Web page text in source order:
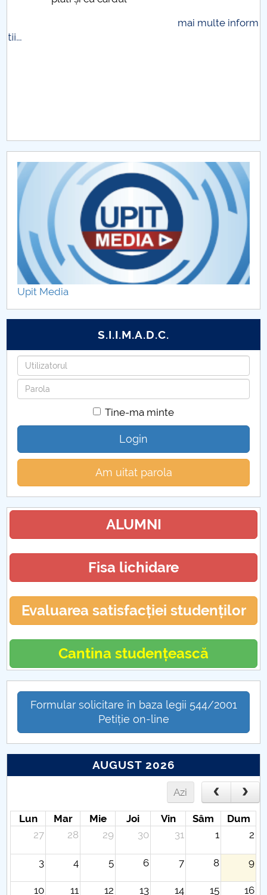
mai multe informatii...
Upit Media
S.I.I.M.A.D.C.
Utilizatorul
Parola
Tine-ma minte
Login
Am uitat parola
ALUMNI
Fisa lichidare
Evaluarea satisfacției studenților
Cantina studențească
Formular solicitare în baza legii 544/2001
Petiție on-line
AUGUST 2026
Azi
Lun Mar Mie Joi Vin Sâm
Dum
27
28 29 30 31 1 2
3 4 5 6 7 8 9
10 11 12 13 14 15 16